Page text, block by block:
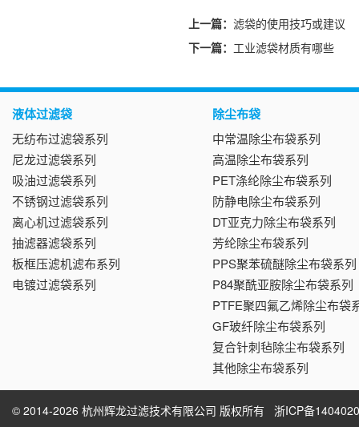
上一篇： 滤袋的使用技巧或建议
下一篇： 工业滤袋材质有哪些
液体过滤袋
无纺布过滤袋系列
尼龙过滤袋系列
吸油过滤袋系列
不锈钢过滤袋系列
离心机过滤袋系列
抽滤器滤袋系列
板框压滤机滤布系列
电镀过滤袋系列
除尘布袋
中常温除尘布袋系列
高温除尘布袋系列
PET涤纶除尘布袋系列
防静电除尘布袋系列
DT亚克力除尘布袋系列
芳纶除尘布袋系列
PPS聚苯硫醚除尘布袋系列
P84聚酰亚胺除尘布袋系列
PTFE聚四氟乙烯除尘布袋
GF玻纤除尘布袋系列
复合针刺毡除尘布袋系列
其他除尘布袋系列
© 2014-2026 杭州辉龙过滤技术有限公司 版权所有 浙ICP备